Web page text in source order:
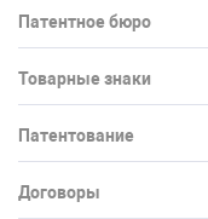
Патентное бюро
Товарные знаки
Патентование
Договоры